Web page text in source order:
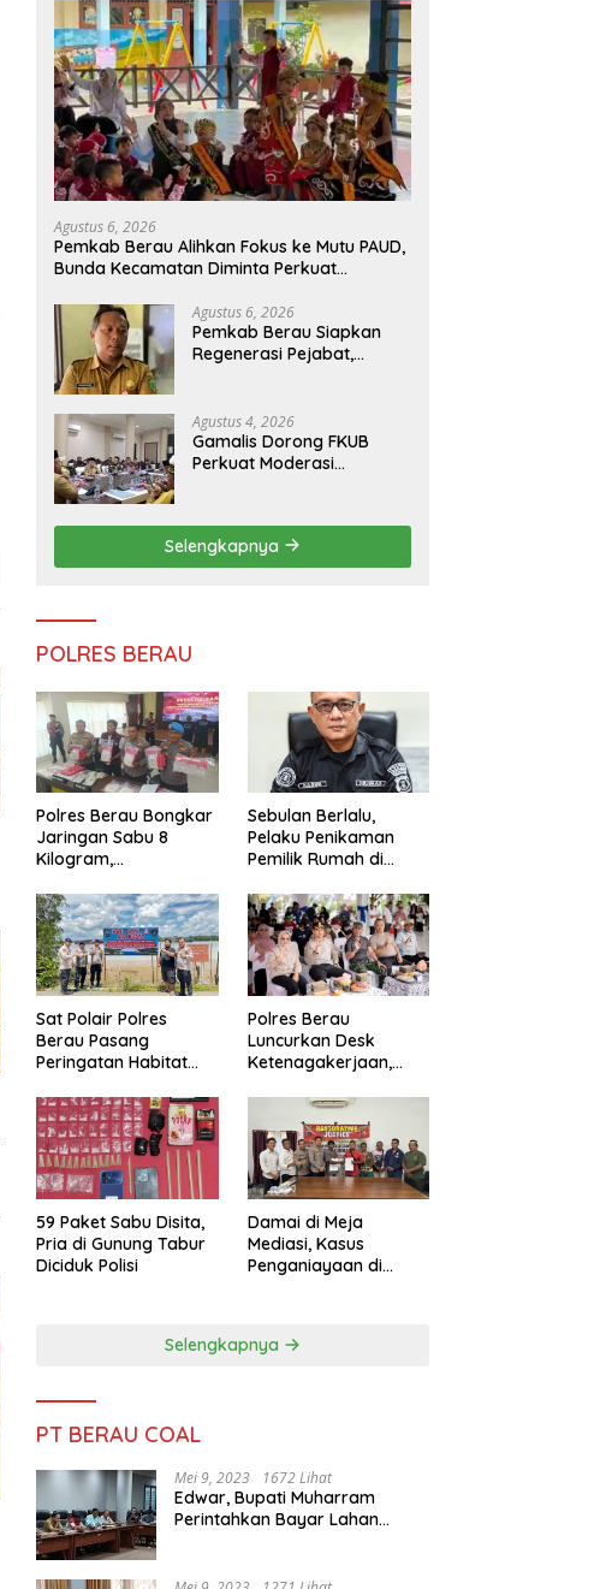
Agustus 6, 2026
Pemkab Berau Alihkan Fokus ke Mutu PAUD,
Bunda Kecamatan Diminta Perkuat
Agustus 6, 2026
Pemkab Berau Siapkan
Regenerasi Pejabat,
Agustus 4, 2026
Gamalis Dorong FKUB
Perkuat Moderasi
Persatuan
Selengkapnya
POLRES BERAU
Polres Berau Bongkar
Jaringan Sabu 8
Kilogram,
dari Dalam Lapas
Tarakan
Sebulan Berlalu,
Pelaku Penikaman
Pemilik Rumah di
Diburu Polisi
Sat Polair Polres
Berau Pasang
Peringatan Habitat
Polres Berau
Luncurkan Desk
Ketenagakerjaan,
Didorong Tuntas
Lewat Mediasi
59 Paket Sabu Disita,
Pria di Gunung Tabur
Diciduk Polisi
Damai di Meja
Mediasi, Kasus
Penganiayaan di
Selengkapnya
PT BERAU COAL
Mei 9, 2023 1672 Lihat
Edwar, Bupati Muharram
Perintahkan Bayar Lahan